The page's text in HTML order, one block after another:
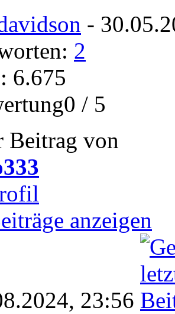
-
2
6.675
/ 5
Beitrag von
anzeigen
23:56